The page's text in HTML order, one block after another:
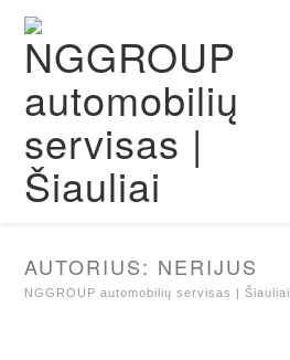
AUTORIUS: NERIJUS
NGGROUP automobilių servisas | Šiauliai